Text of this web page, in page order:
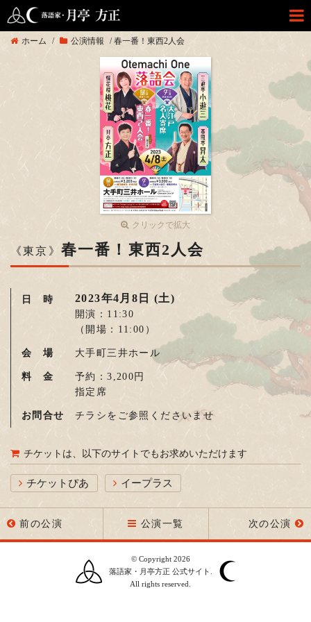
ホーム / 公演情報 /春一番！東西2人会
クリックで拡大
《東京》 春一番！東西2人会
日 時 2023年4月8日 (土)
開演：11:30
（開場：11:00）
会 場 大手町三井ホール
料 金
予約：3,200円
指定席
お問合せ チラシをご参照くださいませ
チケットは、以下のサイトでもお求めいただけます
チケットぴあ イープラス
前の公演 公演一覧 次の公演
© Copyright 2026
落語家・月亭方正 公式サイト.
All rights reserved.